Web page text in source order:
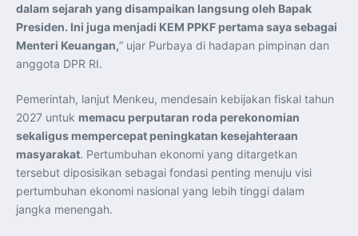
dalam sejarah yang disampaikan langsung oleh Bapak
Presiden. Ini juga menjadi KEM PPKF pertama saya sebagai
Menteri Keuangan,” ujar Purbaya di hadapan pimpinan dan
anggota DPR RI.
Pemerintah, lanjut Menkeu, mendesain kebijakan fiskal tahun
2027 untuk memacu perputaran roda perekonomian
sekaligus mempercepat peningkatan kesejahteraan
masyarakat. Pertumbuhan ekonomi yang ditargetkan
tersebut diposisikan sebagai fondasi penting menuju visi
pertumbuhan ekonomi nasional yang lebih tinggi dalam
jangka menengah.